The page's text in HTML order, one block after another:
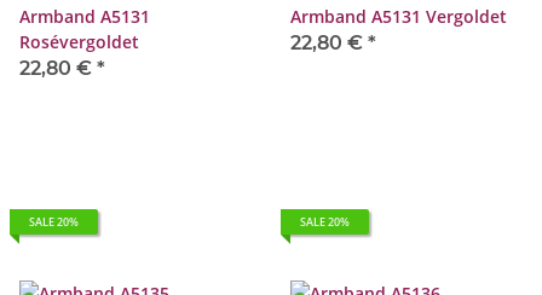
Armband A5131
Rosévergoldet
22,80 € *
Armband A5131 Vergoldet
22,80 € *
SALE 20% SALE 20%